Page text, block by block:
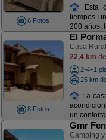
6 Fotos
Esta
tiempos
200 años,
8 Fotos
El
Casa
22,4 km
2-4+1
25 km
La
un
Gmr
Camping